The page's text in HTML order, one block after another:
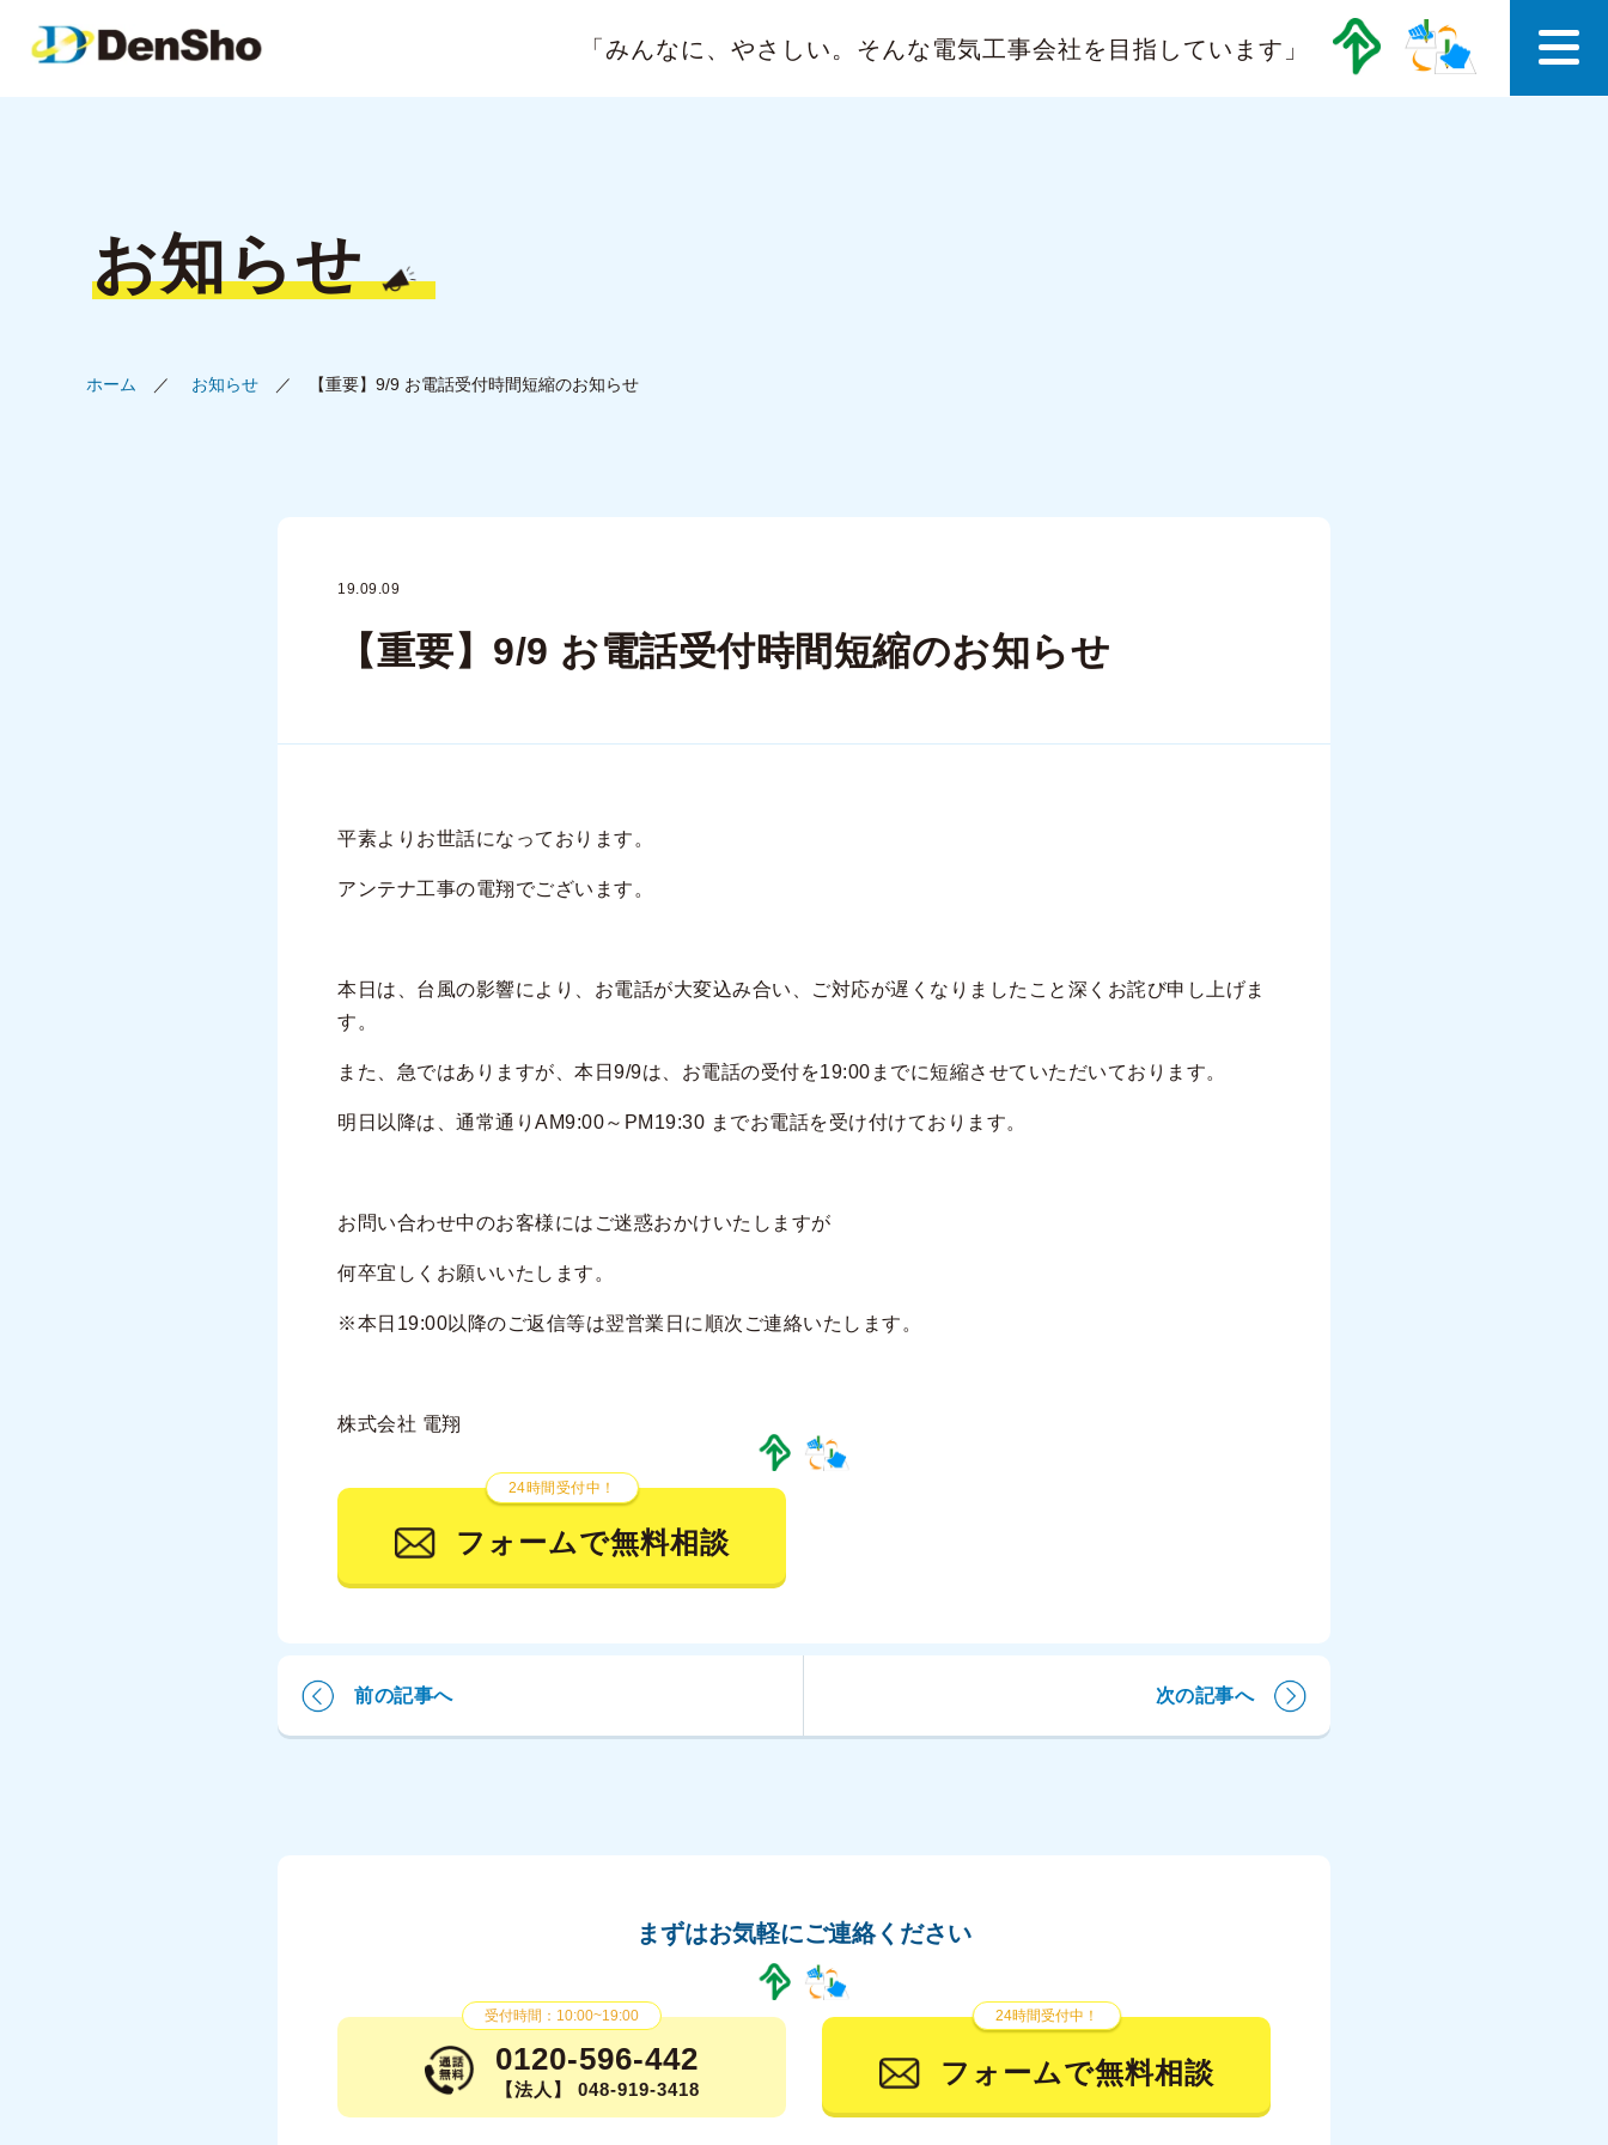
「みんなに、やさしい。 そんな電気工事会社を目指しています」
お知らせ
ホーム お知らせ 【重要】9/9 お電話受付時間短縮のお知らせ
19.09.09
【重要】9/9 お電話受付時間短縮のお知らせ
平素よりお世話になっております。
アンテナ工事の電翔でございます。
本日は、台風の影響により、お電話が大変込み合い、ご対応が遅くなりましたこと深くお詫び申し上げま
す。
また、急ではありますが、本日9/9は、お電話の受付を19:00までに短縮させていただいております。
明日以降は、通常通りAM9:00～PM19:30 までお電話を受け付けております。
お問い合わせ中のお客様にはご迷惑おかけいたしますが
何卒宜しくお願いいたします。
※本日19:00以降のご返信等は翌営業日に順次ご連絡いたします。
株式会社 電翔
24時間受付中！
フォームで無料相談
前の記事へ 次の記事へ
まずはお気軽にご連絡ください
受付時間：10:00~19:00
0120-596-442
【法人】 048-919-3418
24時間受付中！
フォームで無料相談